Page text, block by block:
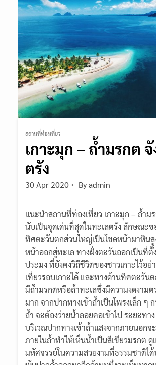
สถานที่ท่องเที่ยว
เกาะมุก – ถ้ำมรกต
ตรัง
30 Apr 2020 Byadmin
แนะนำสถานที่ท่องเที่ยว เกาะมุก – ถ้ำม
นับเป็นจุดเด่นที่สุดในทะเลตรัง ลักษณะข
ทิศตะวันตกส่วนใหญ่เป็นโขดหน้าผาหิน
หน้าออกสู่ทะเล ทางฝั่งตะวันออกเป็นที่ตั้
ประมง ที่ยังคงวิถีชีวิตของชาวเกาะไว้อย่
เที่ยวรอบเกาะได้ และทางด้านทิศตะวัน
มีถ้ำมรกตหรือถ้ำทะเลซึ่งมีความงดงามต
มาก จากปากทางเข้าถ้ำเป็นโพรงเล็ก ๆ
ถ้ำ จะต้องว่ายน้ำลอยคอเข้าไป ระยะทา
บริเวณปากทางเข้าถ้ำแสงจากภายนอก
ภายในถ้ำทำให้เห็นน้ำเป็นสีเขียวมรกต
มหัศจรรย์ในความสวยงามที่ธรรมชาติได้